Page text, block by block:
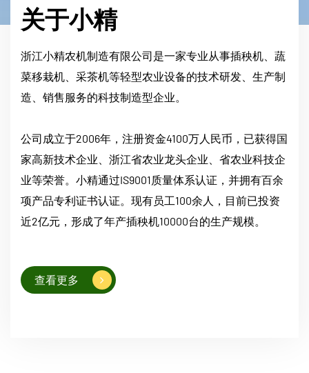
关于小精
浙江小精农机制造有限公司是一家专业从事插秧机、蔬
菜移栽机、采茶机等轻型农业设备的技术研发、生产制
造、销售服务的科技制造型企业。
公司成立于2006年，注册资金4100万人民币，已获得国
家高新技术企业、浙江省农业龙头企业、省农业科技企
业等荣誉。小精通过IS9001质量体系认证，并拥有百余
项产品专利证书认证。现有员工100余人，目前已投资
近2亿元，形成了年产插秧机10000台的生产规模。
查看更多